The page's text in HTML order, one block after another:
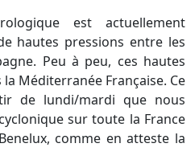
hautes pressions entre les
Peu à peu, ces hautes
Méditerranée Française. Ce
de lundi/mardi que nous
sur toute la France
comme en atteste la